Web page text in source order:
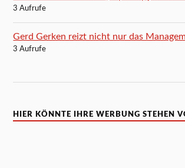
3 Aufrufe
Gerd Gerken reizt nicht nur das
3 Aufrufe
HIER KÖNNTE IHRE WERBUNG STEHEN